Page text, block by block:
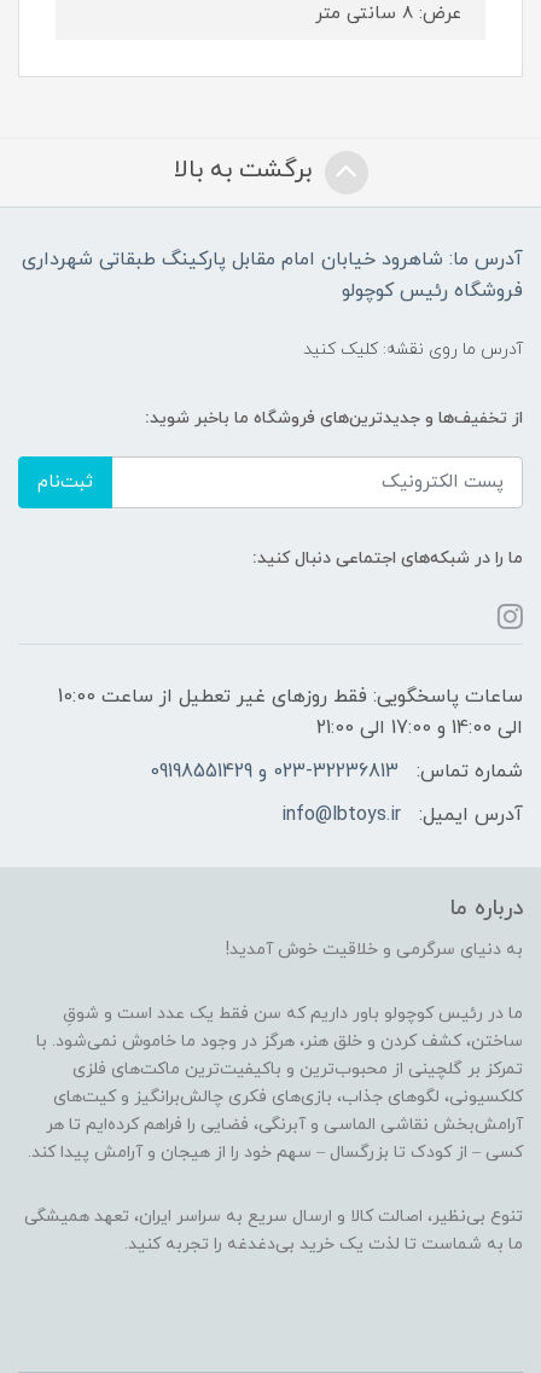
عرض: 8 سانتی متر
برگشت به بالا
آدرس ما: شاهرود خیابان امام مقابل پارکینگ طبقاتی شهرداری
فروشگاه رئیس کوچولو
آدرس ما روی نقشه: کلیک کنید
از تخفیف‌ها و جدیدترین‌های فروشگاه ما باخبر شوید:
ثبت‌نام
ما را در شبکه‌های اجتماعی دنبال کنید:
ساعات پاسخگویی: فقط روزهای غیر تعطیل از ساعت 10:00
الی 14:00 و 17:00 الی 21:00
شماره تماس:
023-32236813 و 09198551429
آدرس ایمیل:
info@lbtoys.ir
درباره ما
به دنیای سرگرمی و خلاقیت خوش آمدید!
ما در رئیس کوچولو باور داریم که سن فقط یک عدد است و شوقِ
ساختن، کشف کردن و خلق هنر، هرگز در وجود ما خاموش نمی‌شود. با
تمرکز بر گلچینی از محبوب‌ترین و باکیفیت‌ترین ماکت‌های فلزی
کلکسیونی، لگوهای جذاب، بازی‌های فکری چالش‌برانگیز و کیت‌های
آرامش‌بخش نقاشی الماسی و آبرنگی، فضایی را فراهم کرده‌ایم تا هر
کسی – از کودک تا بزرگسال – سهم خود را از هیجان و آرامش پیدا کند.
تنوع بی‌نظیر، اصالت کالا و ارسال سریع به سراسر ایران، تعهد همیشگی
ما به شماست تا لذت یک خرید بی‌دغدغه را تجربه کنید.